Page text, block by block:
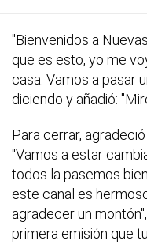
"Bienvenidos a
que es esto, yo me
casa. Vamos a pasar
diciendo y añadió:
Para cerrar,
"Vamos a estar
todos la pasemos
este canal es
agradecer un
primera emisión que